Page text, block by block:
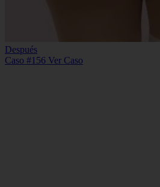
Después
Caso #156 Ver Caso